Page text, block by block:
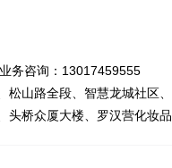
务咨询：13017459555
山路全段、智慧龙城社区
桥众厦大楼、罗汉营化妆